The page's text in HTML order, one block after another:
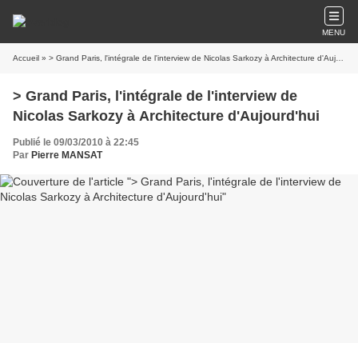
MENU
Accueil » > Grand Paris, l'intégrale de l'interview de Nicolas Sarkozy à Architecture d'Aujourd'hui
> Grand Paris, l'intégrale de l'interview de
Nicolas Sarkozy à Architecture d'Aujourd'hui
Publié le 09/03/2010 à 22:45
Par Pierre MANSAT